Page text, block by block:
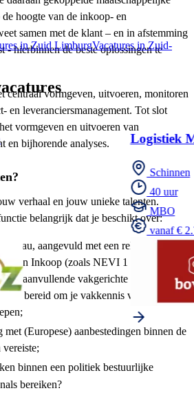
hoogte van de inkoop- en
samen met de klant – en in afstemming
- hierbinnen de beste oplossingen te
centraal vormgeven, uitvoeren, monitoren
en leveranciersmanagement. Tot slot
vormgeven en uitvoeren van
en bijhorende analyses.
verhaal en jouw unieke talenten.
belangrijk dat je beschikt over:
aangevuld met een relevante
van Inkoop (zoals NEVI 1 of hiermee
of aanvullende vakgerichte trainingen
bereid om je vakkennis verder te
(Europese) aanbestedingen binnen de
binnen een politiek bestuurlijke
in Zuid LimburgVacatures in Zuid-
Logistiek
Schinnen
40 uur
MBO
vanaf €
bereiken?